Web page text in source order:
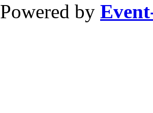
Powered by